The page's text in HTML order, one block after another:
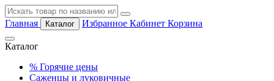
Главная Каталог Избранное Кабинет Корзина
Каталог
% Горячие цены
Саженцы и луковичные